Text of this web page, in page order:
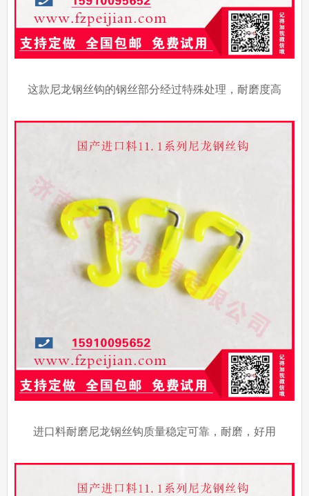
这款尼龙钢丝钩的钢丝部分经过特殊处理，耐磨度高
进口料耐磨尼龙钢丝钩质量稳定可靠，耐磨，好用